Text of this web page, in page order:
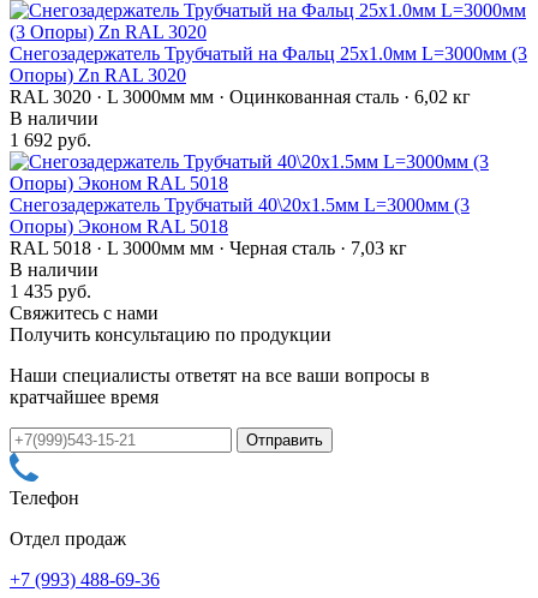
Снегозадержатель Трубчатый на Фальц 25х1.0мм L=3000мм (3
Опоры) Zn RAL 3020
RAL 3020 · L 3000мм мм · Оцинкованная сталь · 6,02 кг
В наличии
1 692 руб.
Снегозадержатель Трубчатый 40\20х1.5мм L=3000мм (3
Опоры) Эконом RAL 5018
RAL 5018 · L 3000мм мм · Черная сталь · 7,03 кг
В наличии
1 435 руб.
Свяжитесь с нами
Получить консультацию по продукции
Наши специалисты ответят на все ваши вопросы в
кратчайшее время
Телефон
Отдел продаж
+7 (993) 488-69-36